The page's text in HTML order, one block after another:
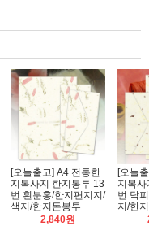
[오늘출고] A4 전통한
지복사지 한지봉투 13
번 흰분홍/한지편지지/
색지/한지돈봉투
2,840원
[오늘
지복
번 닥
지/한